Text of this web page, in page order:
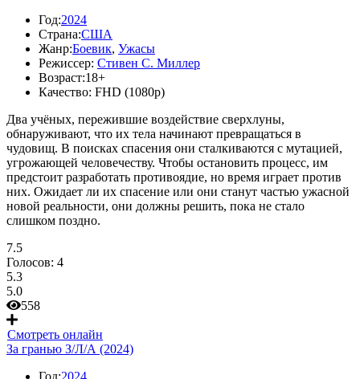
Год:2024
Страна:США
Жанр:Боевик, Ужасы
Режиссер: Стивен С. Миллер
Возраст:18+
Качество: FHD (1080p)
Два учёных, пережившие воздействие сверхлуны,
обнаруживают, что их тела начинают превращаться в
чудовищ. В поисках спасения они сталкиваются с мутацией,
угрожающей человечеству. Чтобы остановить процесс, им
предстоит разработать противоядие, но время играет против
них. Ожидает ли их спасение или они станут частью ужасной
новой реальности, они должны решить, пока не стало
слишком поздно.
7.5
Голосов: 4
5.3
5.0
558
Смотреть онлайн
За гранью З/Л/А (2024)
Год:2024